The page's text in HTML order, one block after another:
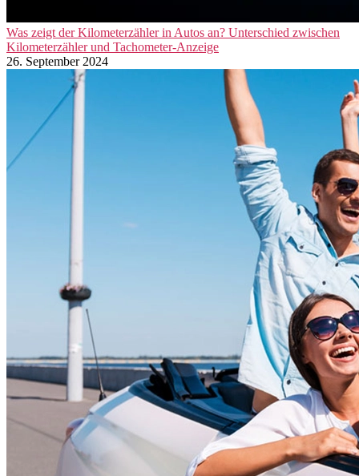
Was zeigt der Kilometerzähler in Autos an? Unterschied zwischen
Kilometerzähler und Tachometer-Anzeige
26. September 2024